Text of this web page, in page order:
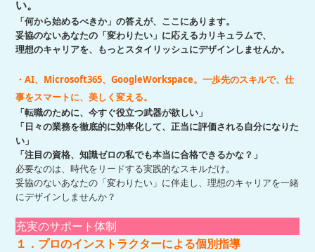
い。
「何から始めるべきか」の答えが、ここにあります。
妥協のないあなたの「変わりたい」に応えるカリキュラムで、
理想のキャリアを、もっとスタイリッシュにデザインしませんか。
・AI、Microsoft365、GoogleWorkspace。一歩先のスキルで、仕
事をスマートに、美しく変える。
「転職のために、今すぐ役立つ武器が欲しい」
「日々の業務を徹底的に効率化して、正当に評価される自分になりた
い」
「注目の資格、知識ゼロの私でも本当に合格できるかな？」
必要なのは、時代をリードする実践的なスキルだけ。
妥協のないあなたの「変わりたい」に伴走し、理想のキャリアを一緒
にデザインしませんか？
充実のサポート体制
１．プロのインストラクターによる個別指導